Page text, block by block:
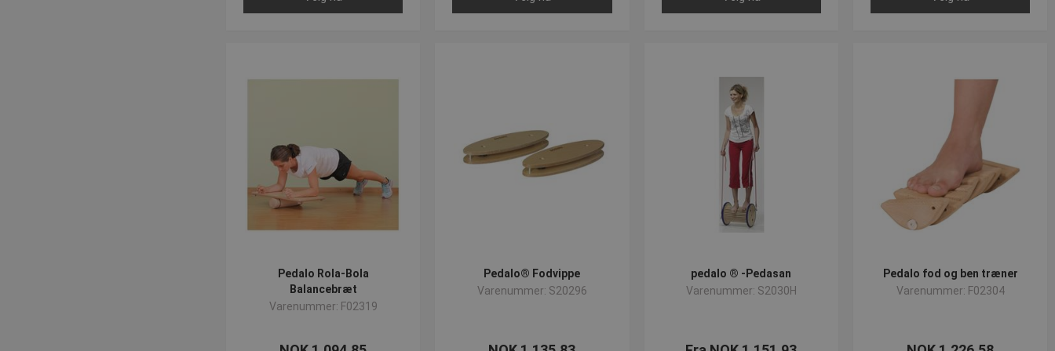
Pedalo Rola-Bola
Balancebræt
Varenummer: F02319
Pedalo® Fodvippe
Varenummer: S20296
pedalo ® -Pedasan
Varenummer: S2030H
Pedalo fod og ben træner
Varenummer: F02304